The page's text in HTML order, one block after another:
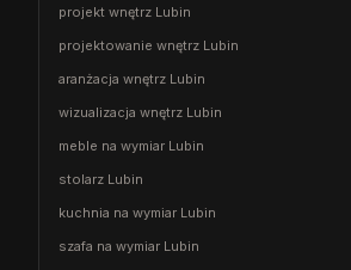
projekt wnętrz Lubin
projektowanie wnętrz Lubin
aranżacja wnętrz Lubin
wizualizacja wnętrz Lubin
meble na wymiar Lubin
stolarz Lubin
kuchnia na wymiar Lubin
szafa na wymiar Lubin